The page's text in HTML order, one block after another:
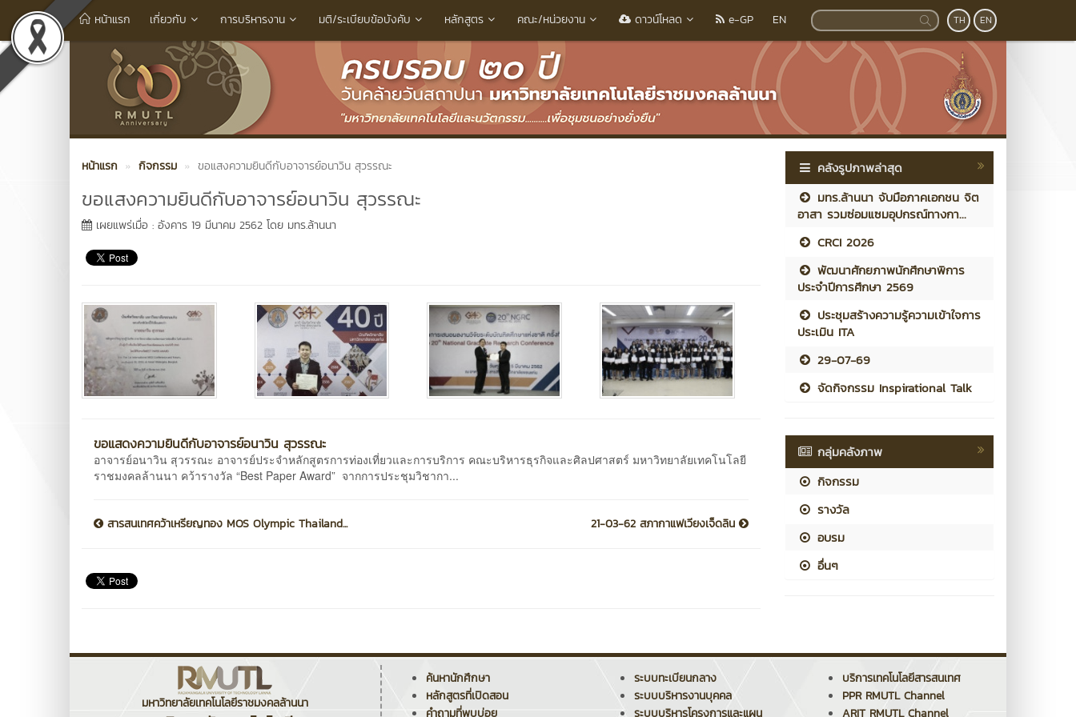
หน้าแรก เกี่ยวกับ การบริหารงาน มติ/ระเบียบข้อบังคับ หลักสูตร คณะ/หน่วยงาน ดาวน์โหลด e-GP EN TH EN
หน้าแรก กิจกรรม ขอแสงความยินดีกับอาจารย์อนาวิน สุวรรณะ
ขอแสงความยินดีกับอาจารย์อนาวิน สุวรรณะ
เผยแพร่เมื่อ : อังคาร 19 มีนาคม 2562 โดย มทร.ล้านนา
ขอแสดงความยินดีกับอาจารย์อนาวิน สุวรรณะ
อาจารย์อนาวิน สุวรรณะ อาจารย์ประจำหลักสูตรการท่องเที่ยวและการบริการ คณะบริหารธุรกิจและศิลปศาสตร์ มหาวิทยาลัยเทคโนโลยี
ราชมงคลล้านนา คว้ารางวัล “Best Paper Award” จากการประชุมวิชากา...
สารสนเทศคว้าเหรียญทอง MOS Olympic Thailand... 21-03-62 สภากาแฟเวียงเจ็ดลิน
คลังรูปภาพล่าสุด
มทร.ล้านนา จับมือภาคเอกชน จิต
อาสา รวมซ่อมแซมอุปกรณ์ทางกา...
CRCI 2026
พัฒนาศักยภาพนักศึกษาพิการ
ประจำปีการศึกษา 2569
ประชุมสร้างความรู้ความเข้าใจการ
ประเมิน ITA
29-07-69
จัดกิจกรรม Inspirational Talk
กลุ่มคลังภาพ
กิจกรรม
รางวัล
อบรม
อื่นๆ
มหาวิทยาลัยเทคโนโลยีราชมงคลล้านนา
ค้นหานักศึกษา
หลักสูตรที่เปิดสอน
คำถามที่พบบ่อย
ระบบทะเบียนกลาง
ระบบบริหารงานบุคคล
ระบบบริหารโครงการและแผน
บริการเทคโนโลยีสารสนเทศ
PPR RMUTL Channel
ARIT RMUTL Channel